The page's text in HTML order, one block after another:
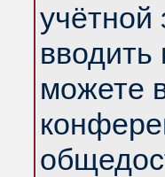
учётной
можете